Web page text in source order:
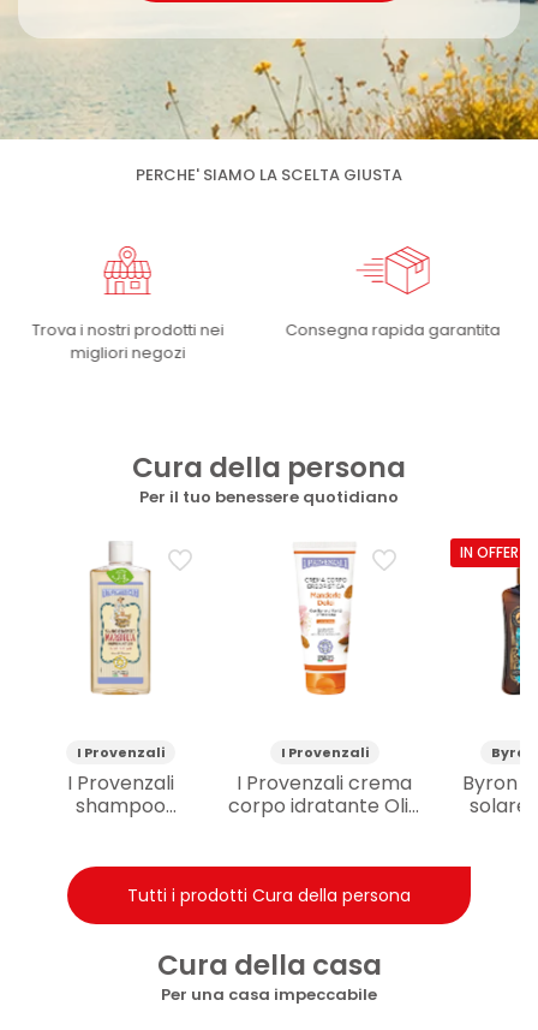
PERCHE' SIAMO LA SCELTA GIUSTA
Consegna rapida garantita
Pronta consegna su tutto
Cura della persona
Per il tuo benessere quotidiano
I Provenzali
shampoo
d’Oliva 250 ml
I Provenzali
I Provenzali crema
corpo idratante Olio
I Provenzali
IN OFFERTA
Byron
solare
Byron
Tutti i prodotti Cura della persona
Cura della casa
Per una casa impeccabile